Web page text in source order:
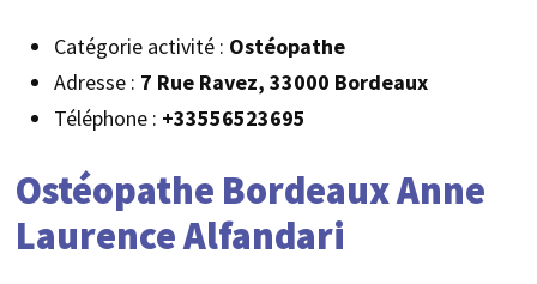
Catégorie activité : Ostéopathe
Adresse : 7 Rue Ravez, 33000 Bordeaux
Téléphone : +33556523695
Ostéopathe Bordeaux Anne
Laurence Alfandari